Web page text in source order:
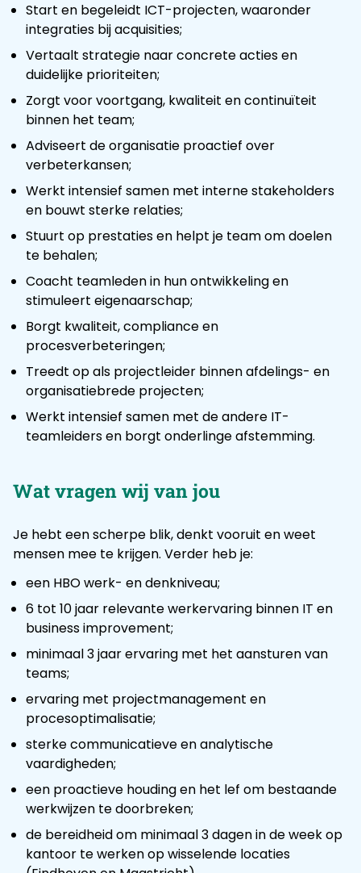
Start en begeleidt ICT-projecten, waaronder
integraties bij acquisities;
Vertaalt strategie naar concrete acties en
duidelijke prioriteiten;
Zorgt voor voortgang, kwaliteit en continuïteit
binnen het team;
Adviseert de organisatie proactief over
verbeterkansen;
Werkt intensief samen met interne stakeholders
en bouwt sterke relaties;
Stuurt op prestaties en helpt je team om doelen
te behalen;
Coacht teamleden in hun ontwikkeling en
stimuleert eigenaarschap;
Borgt kwaliteit, compliance en
procesverbeteringen;
Treedt op als projectleider binnen afdelings- en
organisatiebrede projecten;
Werkt intensief samen met de andere IT-
teamleiders en borgt onderlinge afstemming.
Wat vragen wij van jou
Je hebt een scherpe blik, denkt vooruit en weet
mensen mee te krijgen. Verder heb je:
een HBO werk- en denkniveau;
6 tot 10 jaar relevante werkervaring binnen IT en
business improvement;
minimaal 3 jaar ervaring met het aansturen van
teams;
ervaring met projectmanagement en
procesoptimalisatie;
sterke communicatieve en analytische
vaardigheden;
een proactieve houding en het lef om bestaande
werkwijzen te doorbreken;
de bereidheid om minimaal 3 dagen in de week op
kantoor te werken op wisselende locaties